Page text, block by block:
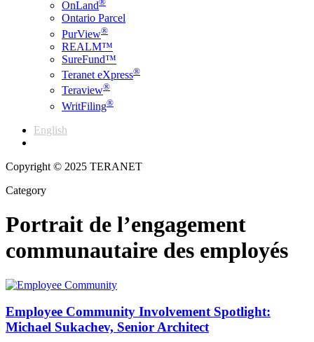
OnLand
Ontario Parcel
PurView®
REALM™
SureFund™
Teranet eXpress®
Teraview®
WritFiling®
English
Copyright © 2025 TERANET
Category
Portrait de l’engagement
communautaire des employés
Employee Community Involvement Spotlight:
Michael Sukachev, Senior Architect